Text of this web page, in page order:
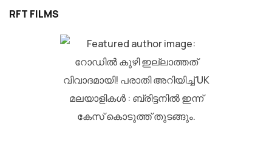
RFT FILMS